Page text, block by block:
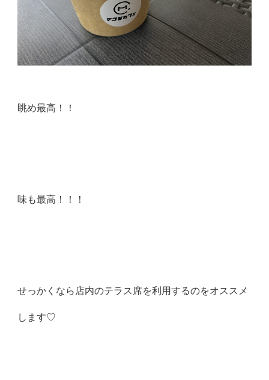
眺め最高！！
味も最高！！！
せっかくなら店内のテラス席を利用するのをオススメ
します♡